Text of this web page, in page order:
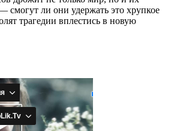
смогут ли они удержать это хрупкое
трагедии вплестись в новую